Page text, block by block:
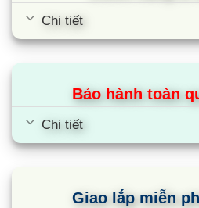
Chi tiết
Bảo hành toàn
Chi tiết
Giao lắp miễn